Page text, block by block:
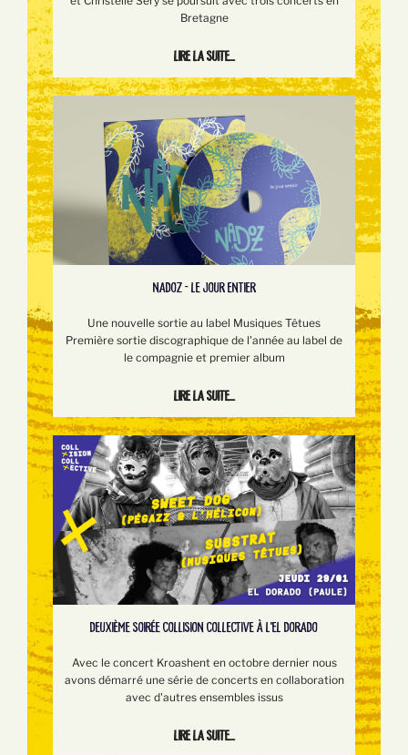
Bretagne
Lire la suite...
NADOZ - LE JOUR ENTIER
Une nouvelle sortie au label Musiques Têtues
Première sortie discographique de l'année au label de
le compagnie et premier album
Lire la suite...
DEUXIÈME SOIRÉE COLLISION COLLECTIVE À L'EL DORADO
Avec le concert Kroashent en octobre dernier nous
avons démarré une série de concerts en collaboration
avec d'autres ensembles issus
Lire la suite...